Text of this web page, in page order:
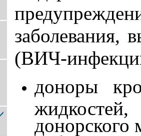
заболевания,
(ВИЧ-
доноры
донорского